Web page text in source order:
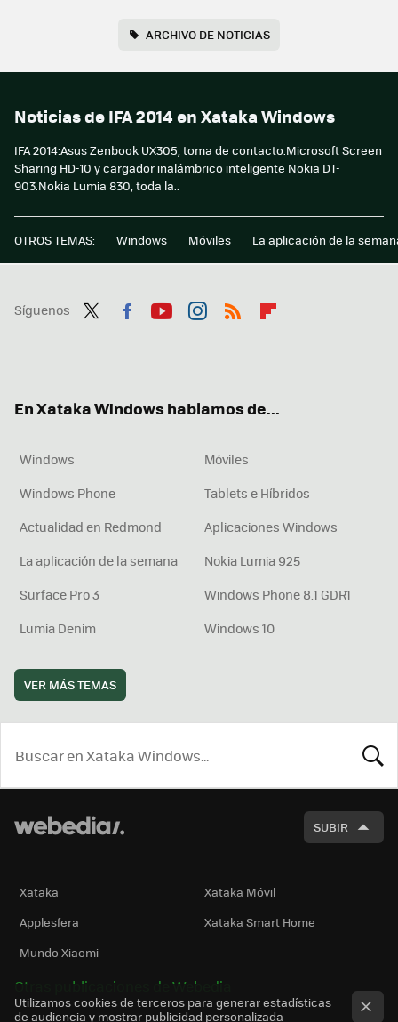
ARCHIVO DE NOTICIAS
Noticias de IFA 2014 en Xataka Windows
IFA 2014:Asus Zenbook UX305, toma de contacto.Microsoft Screen
Sharing HD-10 y cargador inalámbrico inteligente Nokia DT-
903.Nokia Lumia 830, toda la..
OTROS TEMAS: Windows Móviles La aplicación de la
Síguenos
En Xataka Windows hablamos de...
Windows
Móviles
Windows Phone
Tablets e Híbridos
Actualidad en Redmond
Aplicaciones Windows
La aplicación de la semana
Nokia Lumia 925
Surface Pro 3
Windows Phone 8.1 GDR1
Lumia Denim
Windows 10
VER MÁS TEMAS
SUBIR
Xataka
Xataka Móvil
Applesfera
Xataka Smart Home
Mundo Xiaomi
Otras publicaciones de Webedia
Utilizamos cookies de terceros para generar estadísticas
de audiencia y mostrar publicidad personalizada